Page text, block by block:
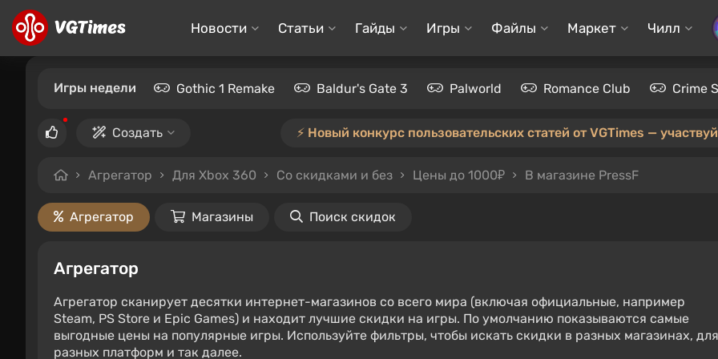
Новости Статьи Гайды Игры Файлы Маркет Чилл
Игры недели Gothic 1 Remake Baldur's Gate 3 Palworld Romance Club Crime
Создать ⚡️ Новый конкурс пользовательских статей от VGTimes —
Агрегатор Для Xbox 360 Со скидками и без Цены до 1000₽ В магазине PressF
Агрегатор Магазины Поиск скидок
Агрегатор
Агрегатор сканирует десятки интернет-магазинов со всего мира (включая официальные, например
Steam, PS Store и Epic Games) и находит лучшие скидки на игры. По умолчанию показываются самые
выгодные цены на популярные игры. Используйте фильтры, чтобы искать скидки в разных магазинах, для
разных платформ и так далее.